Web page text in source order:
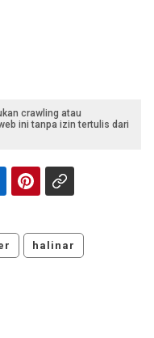
crawling atau
ini tanpa izin tertulis dari
halinar